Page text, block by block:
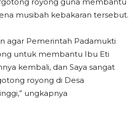
musibah kebakaran tersebut.
agar Pemerintah Padamukti
untuk membantu Ibu Eti
kembali, dan Saya sangat
royong di Desa
ungkapnya